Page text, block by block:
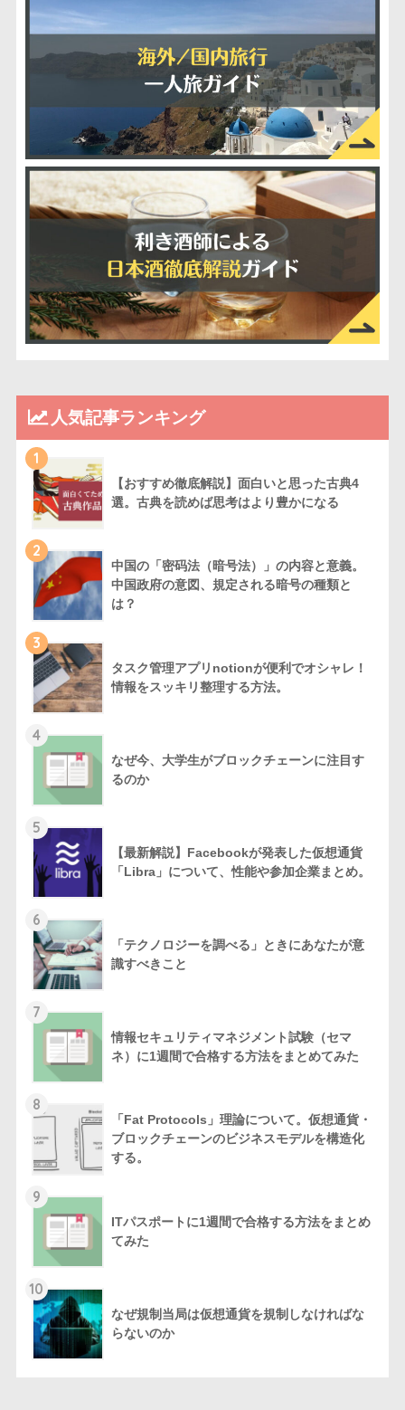
人気記事ランキング
1
【おすすめ徹底解説】面白いと思った古典4
選。古典を読めば思考はより豊かになる
2
中国の「密码法（暗号法）」の内容と意義。
中国政府の意図、規定される暗号の種類と
は？
3
タスク管理アプリnotionが便利でオシャレ！
情報をスッキリ整理する方法。
4
なぜ今、大学生がブロックチェーンに注目す
るのか
5
【最新解説】Facebookが発表した仮想通貨
「Libra」について、性能や参加企業まとめ。
6
「テクノロジーを調べる」ときにあなたが意
識すべきこと
7
情報セキュリティマネジメント試験（セマ
ネ）に1週間で合格する方法をまとめてみた
8
「Fat Protocols」理論について。仮想通貨・
ブロックチェーンのビジネスモデルを構造化
する。
9
ITパスポートに1週間で合格する方法をまとめ
てみた
10
なぜ規制当局は仮想通貨を規制しなければな
らないのか